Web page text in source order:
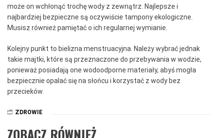
może on wchłonąć trochę wody z zewnątrz. Najlepsze i
najbardziej bezpieczne są oczywiście tampony ekologiczne.
Musisz również pamiętać o ich regularnej wymianie.
Kolejny punkt to bielizna menstruacyjna. Należy wybrać jednak
takie majtki, które są przeznaczone do przebywania w wodzie,
ponieważ posiadają one wodoodporne materiały, abyś mogła
bezpiecznie opalać się na słońcu i korzystać z wody bez
przecieków.
ZDROWIE
ZOBACZ RÓWNIEŻ